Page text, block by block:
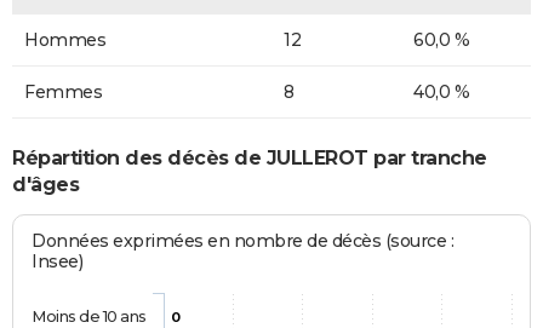
Hommes 12 60,0 %
Femmes 8 40,0 %
Répartition des décès de JULLEROT par tranche
d'âges
Données exprimées en nombre de décès (source :
Insee)
0
Moins de 10 ans